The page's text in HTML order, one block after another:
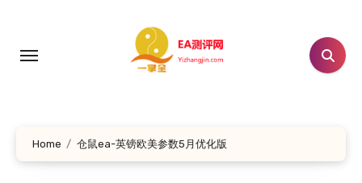
Home 仓鼠ea-英镑欧美参数5月优化版